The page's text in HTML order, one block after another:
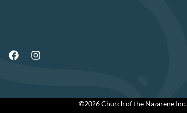
©2026 Church of the Nazarene Inc.